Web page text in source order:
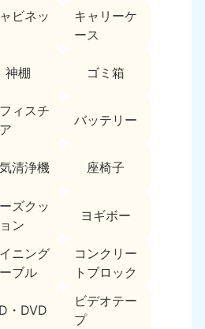
ビネッ
キャリーケ
ース
神棚 ゴミ箱
ィスチ
バッテリー
清浄機 座椅子
ズクッ
ン
ヨギボー
ニング
ブル
コンクリー
トブロック
・DVD
ビデオテー
プ
神奈川県
050-1881-5266
9:00〜19:00 年中無休
茨城県
050-1881-5269
9:00〜19:00 年中無休